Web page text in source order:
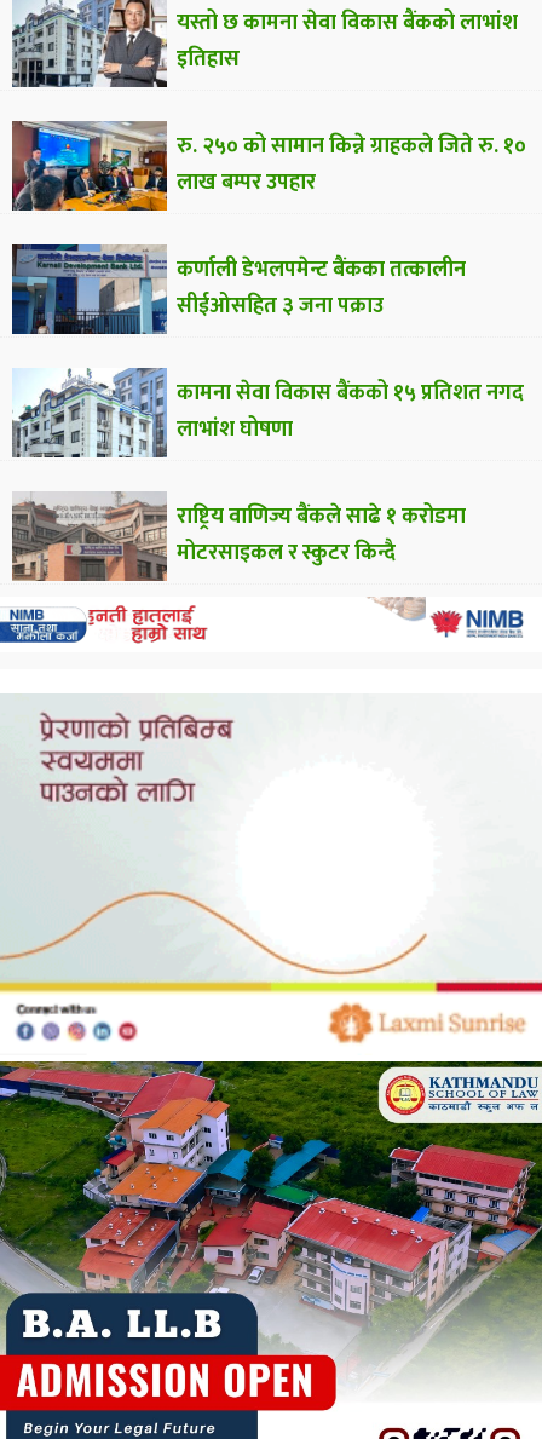
यस्तो छ कामना सेवा विकास बैंकको लाभांश
इतिहास
रु. २५० को सामान किन्ने ग्राहकले जिते रु. १०
लाख बम्पर उपहार
कर्णाली डेभलपमेन्ट बैंकका तत्कालीन
सीईओसहित ३ जना पक्राउ
कामना सेवा विकास बैंकको १५ प्रतिशत नगद
लाभांश घोषणा
राष्ट्रिय वाणिज्य बैंकले साढे १ करोडमा
मोटरसाइकल र स्कुटर किन्दै